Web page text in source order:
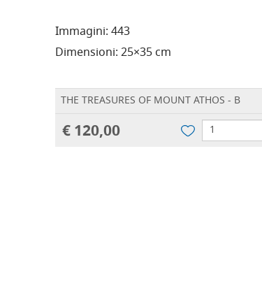
Immagini: 443
Dimensioni: 25×35 cm
THE TREASURES OF MOUNT ATHOS - B
€ 120,00